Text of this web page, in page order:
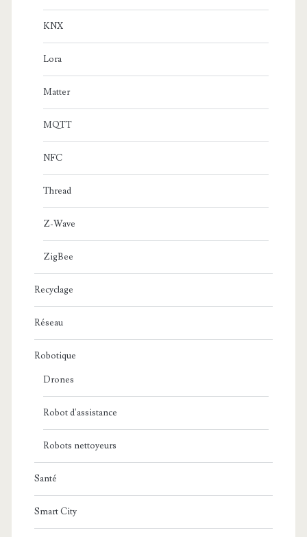
KNX
Lora
Matter
MQTT
NFC
Thread
Z-Wave
ZigBee
Recyclage
Réseau
Robotique
Drones
Robot d'assistance
Robots nettoyeurs
Santé
Smart City